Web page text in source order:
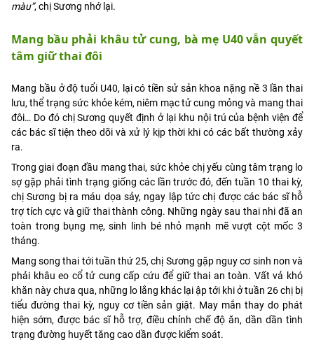
màu”, chị Sương nhớ lại.
Mang bầu phải khâu tử cung, bà mẹ U40 vẫn quyết
tâm giữ thai đôi
Mang bầu ở độ tuổi U40, lại có tiền sử sản khoa nặng nề 3 lần thai
lưu, thể trạng sức khỏe kém, niêm mạc tử cung mỏng và mang thai
đôi… Do đó chị Sương quyết định ở lại khu nội trú của bệnh viện để
các bác sĩ tiện theo dõi và xử lý kịp thời khi có các bất thường xảy
ra.
Trong giai đoạn đầu mang thai, sức khỏe chị yếu cùng tâm trạng lo
sợ gặp phải tình trạng giống các lần trước đó, đến tuần 10 thai kỳ,
chị Sương bị ra máu dọa sảy, ngay lập tức chị được các bác sĩ hỗ
trợ tích cực và giữ thai thành công. Những ngày sau thai nhi đã an
toàn trong bụng mẹ, sinh linh bé nhỏ mạnh mẽ vượt cột mốc 3
tháng.
Mang song thai tới tuần thứ 25, chị Sương gặp nguy cơ sinh non và
phải khâu eo cổ tử cung cấp cứu để giữ thai an toàn. Vất vả khó
khăn này chưa qua, những lo lắng khác lại ập tới khi ở tuần 26 chị bị
tiểu đường thai kỳ, nguy cơ tiền sản giật. May mắn thay do phát
hiện sớm, được bác sĩ hỗ trợ, điều chỉnh chế độ ăn, dần dần tình
trạng đường huyết tăng cao dần được kiểm soát.